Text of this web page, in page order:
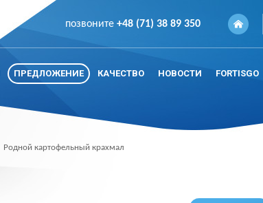
позвоните +48 (71) 38 89 350
ПРЕДЛОЖЕНИЕ КАЧЕСТВО НОВОСТИ FORTISGO
Родной картофельный крахмал